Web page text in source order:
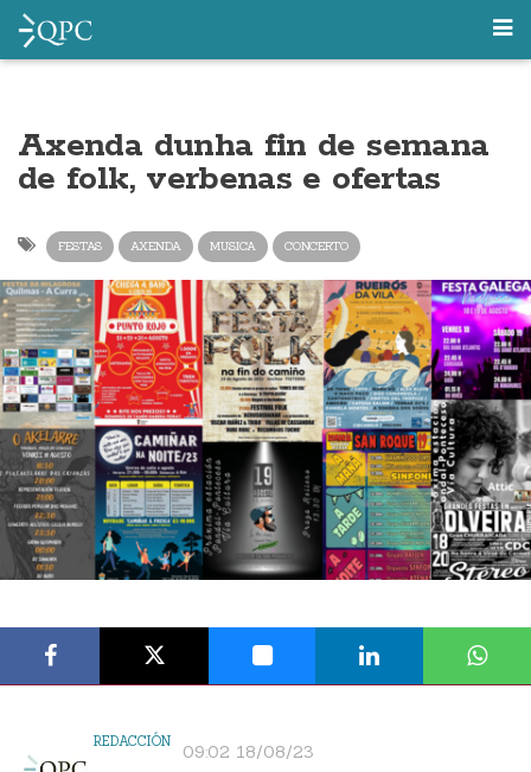
Axenda dunha fin de semana
de folk, verbenas e ofertas
FESTAS AXENDA MUSICA CONCERTO
REDACCIÓN 09:02 18/08/23